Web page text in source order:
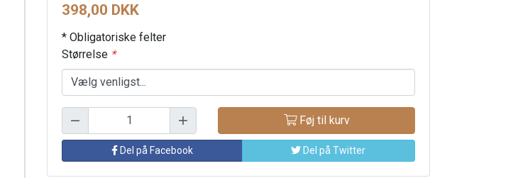
398,00 DKK
* Obligatoriske felter
Størrelse *
Føj til kurv
Del på Facebook Del på Twitter